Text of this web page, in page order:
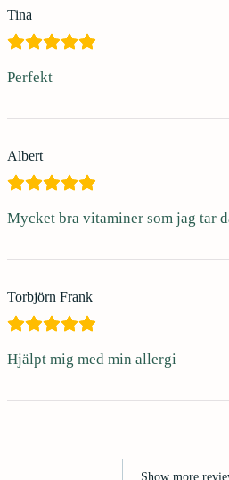
Tina
Perfekt
Albert
Mycket bra vitaminer som jag tar
Torbjörn Frank
Hjälpt mig med min allergi
Show more